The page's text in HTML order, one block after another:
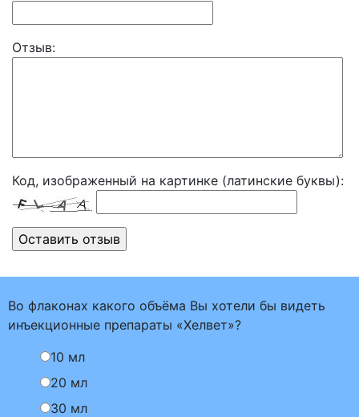
Отзыв:
Код, изображенный на картинке (латинские буквы):
Во флаконах какого объёма Вы хотели бы видеть
инъекционные препараты «Хелвет»?
10 мл
20 мл
30 мл